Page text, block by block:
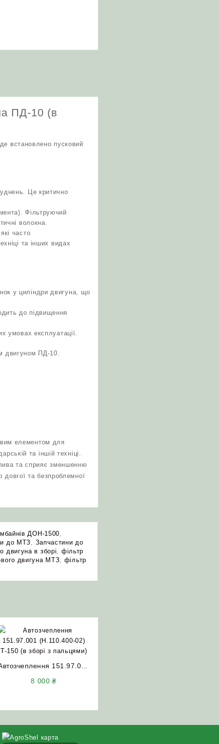
ПД-10 (в
встановлено пусковий
Це критично
Фільтруючий
волокна.
часто
та інших видах
у циліндри двигуна, що
до підвищення
умовах експлуатації.
двигуном ПД-10.
елементом для
та іншій техніці.
та сприяє зменшенню
довгої та безпроблемної
ДОН-1500
до МТЗ
Запчастини до
двигуна в зборі
фільтр
двигуна МТЗ
фільтр
151.97.001
8 000₴